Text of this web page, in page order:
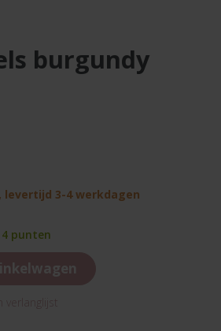
burgundy
levertijd 3-4 werkdagen
punten